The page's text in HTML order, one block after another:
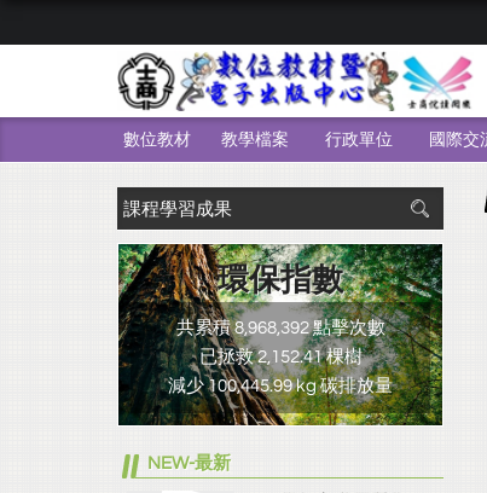
數位教材 教學檔案 行政單位 國際交
環保指數
共累積 8,968,392 點擊次數
已拯救 2,152.41 棵樹
減少 100,445.99 kg 碳排放量
NEW-最新